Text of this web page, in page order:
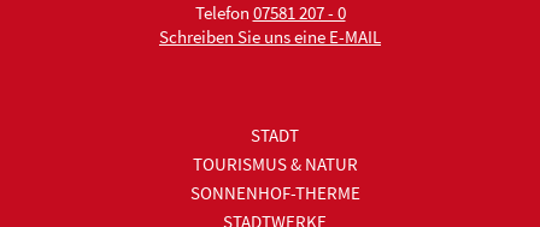
Telefon 07581 207 - 0
Schreiben Sie uns eine E-MAIL
STADT
TOURISMUS & NATUR
SONNENHOF-THERME
STADTWERKE